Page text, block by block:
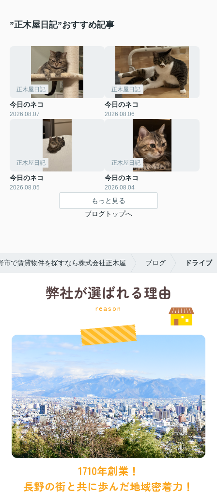
”正木屋日記”おすすめ記事
正木屋日記
今日のネコ
2026.08.07
正木屋日記
今日のネコ
2026.08.06
正木屋日記
今日のネコ
2026.08.05
正木屋日記
今日のネコ
2026.08.04
もっと見る
ブログトップへ
市で賃貸物件を探すなら株式会社正木屋 ブログ ドライブ
弊社が選ばれる理由
reason
1710年創業！
長野の街と共に歩んだ地域密着力！